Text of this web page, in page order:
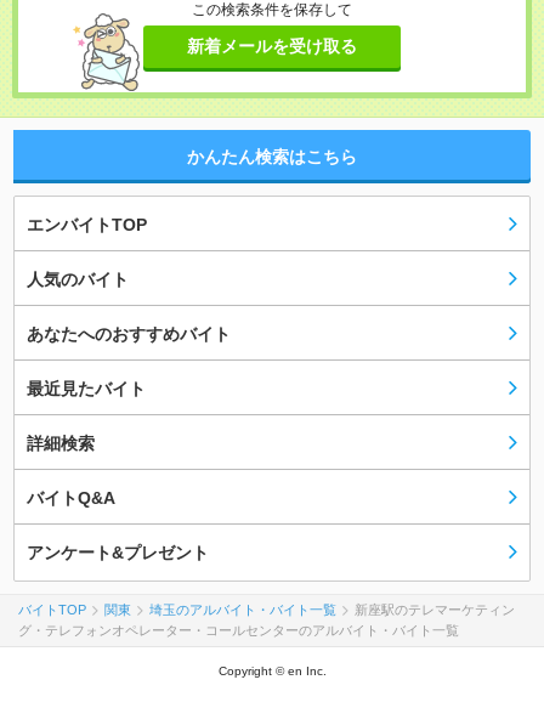
この検索条件を保存して
新着メールを受け取る
かんたん検索はこちら
エンバイトTOP
人気のバイト
あなたへのおすすめバイト
最近見たバイト
詳細検索
バイトQ&A
アンケート&プレゼント
バイトTOP 関東 埼玉のアルバイト・バイト一覧
新座駅のテレマーケティン
グ・テレフォンオペレーター・コールセンターのアルバイト・バイト一覧
Copyright © en Inc.